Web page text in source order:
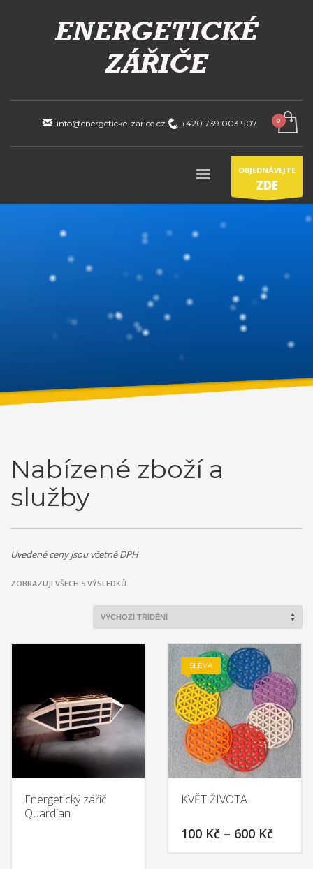
info@energeticke-zarice.cz +420 739 003 907
OBJEDNÁVEJTE
ZDE
Nabízené zboží a
služby
Uvedené ceny jsou včetně DPH
ZOBRAZUJI VŠECH 5 VÝSLEDKŮ
Energetický zářič
Quardian
SLEVA
KVĚT ŽIVOTA
100 Kč – 600 Kč